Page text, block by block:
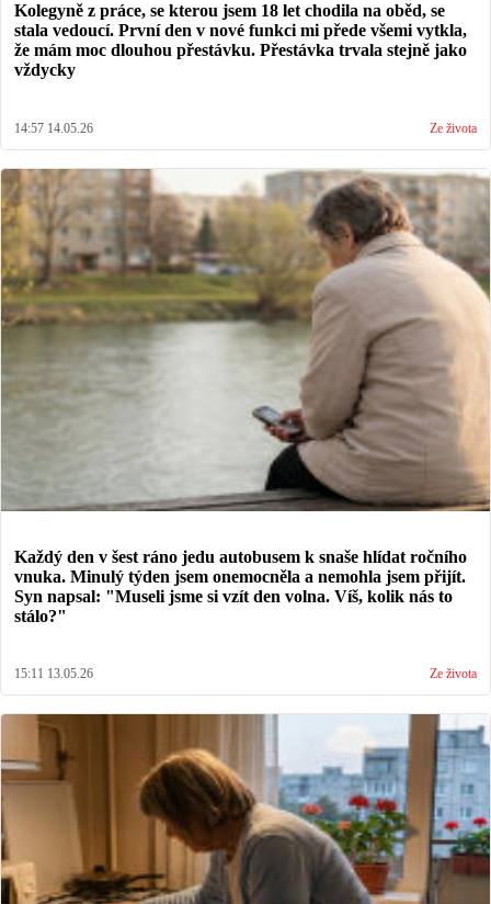
Kolegyně z práce, se kterou jsem 18 let chodila na oběd, se
stala vedoucí. První den v nové funkci mi přede všemi vytkla,
že mám moc dlouhou přestávku. Přestávka trvala stejně jako
vždycky
14:57 14.05.26 Ze života
Každý den v šest ráno jedu autobusem k snaše hlídat ročního
vnuka. Minulý týden jsem onemocněla a nemohla jsem přijít.
Syn napsal: "Museli jsme si vzít den volna. Víš, kolik nás to
stálo?"
15:11 13.05.26 Ze života